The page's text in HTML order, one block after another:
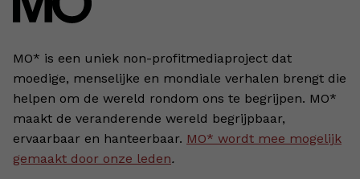
MO* is een uniek non-profitmediaproject dat
moedige, menselijke en mondiale verhalen brengt die
helpen om de wereld rondom ons te begrijpen. MO*
maakt de veranderende wereld begrijpbaar,
ervaarbaar en hanteerbaar. MO* wordt mee mogelijk
gemaakt door onze leden.